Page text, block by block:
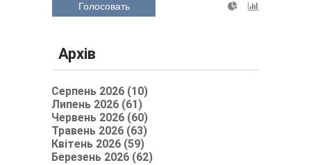
Голосовать
Архів
Серпень 2026 (10)
Липень 2026 (61)
Червень 2026 (60)
Травень 2026 (63)
Квітень 2026 (59)
Березень 2026 (62)